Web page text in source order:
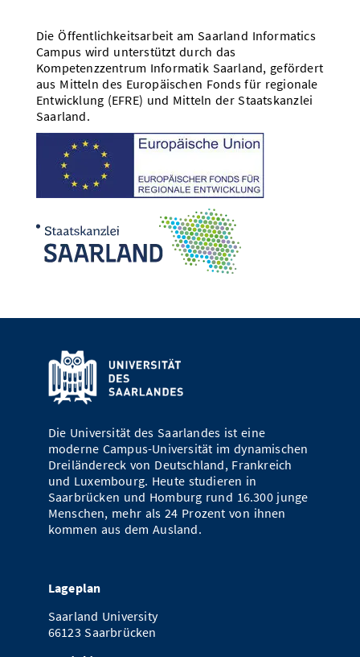
Die Öffentlichkeitsarbeit am Saarland Informatics
Campus wird unterstützt durch das
Kompetenzzentrum Informatik Saarland, gefördert
aus Mitteln des Europäischen Fonds für regionale
Entwicklung (EFRE) und Mitteln der Staatskanzlei
Saarland.
Die Universität des Saarlandes ist eine
moderne Campus-Universität im dynamischen
Dreiländereck von Deutschland, Frankreich
und Luxembourg. Heute studieren in
Saarbrücken und Homburg rund 16.300 junge
Menschen, mehr als 24 Prozent von ihnen
kommen aus dem Ausland.
Lageplan
Saarland University
66123 Saarbrücken